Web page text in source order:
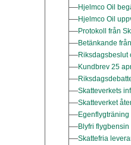
Hjelmco Oil
Hjelmco Oil
Protokoll från
Betänkande
Riksdagsbeslut
Kundbrev 25
Skatteverkets
Skatteverket
Egenflygträning
Blyfri
Skattefria